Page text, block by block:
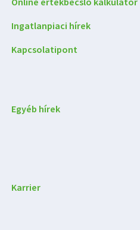
Ingatlanpiaci hírek
Kapcsolatipont
Egyéb hírek
Karrier